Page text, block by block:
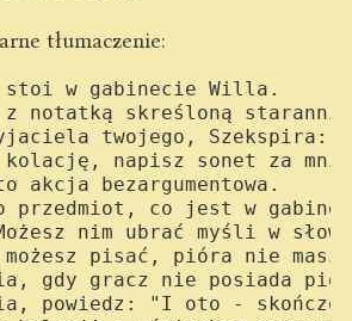
tłumaczenie:
stoi w gabinecie Willa.
z notatką skreśloną
twojego, Szekspira:
kolację, napisz sonet za
bezargumentowa.
przedmiot, co jest w
nim ubrać myśli w
możesz pisać, pióra nie
gdy gracz nie posiada
powiedz: "I oto -